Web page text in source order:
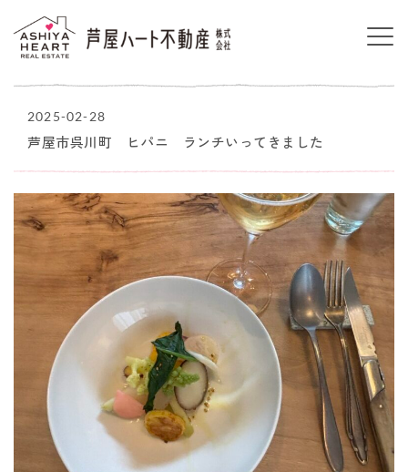
2025-02-28
芦屋市呉川町 ヒパニ ランチいってきました